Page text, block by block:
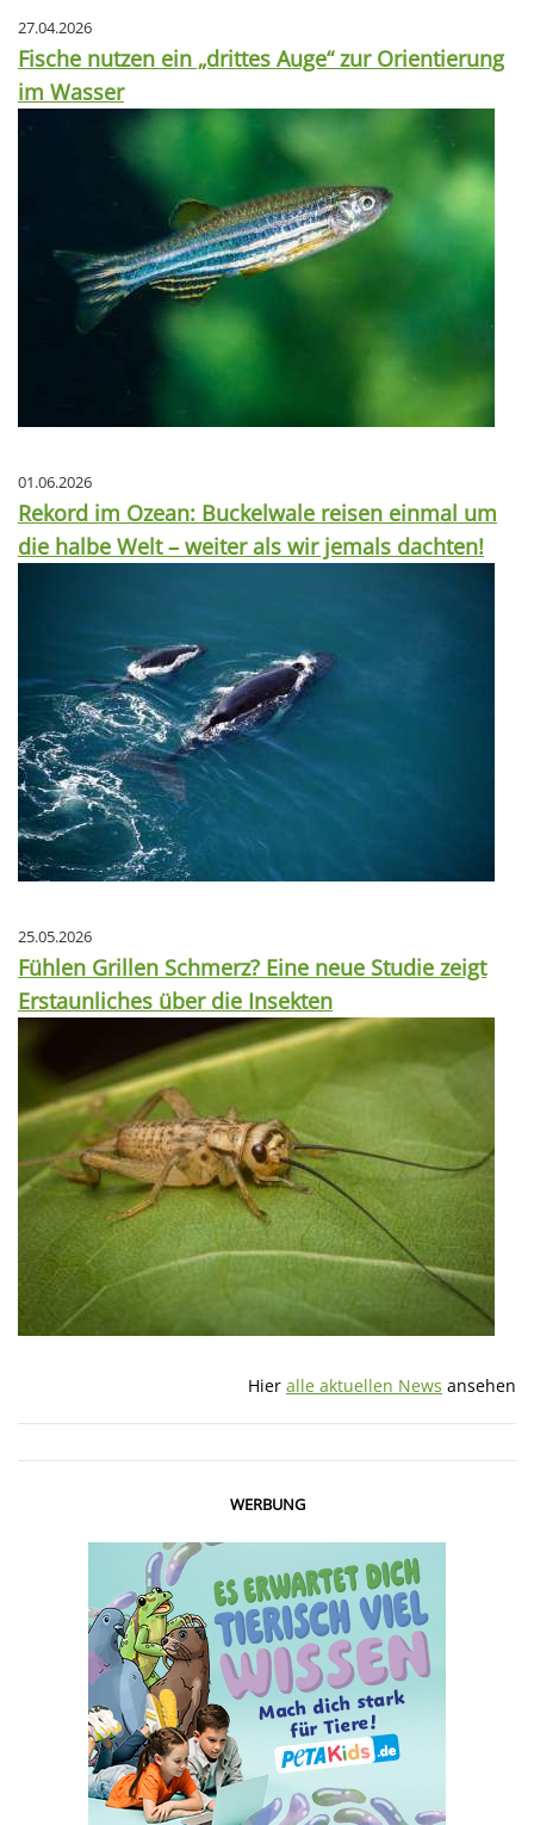
27.04.2026
Fische nutzen ein „drittes Auge“ zur Orientierung
im Wasser
01.06.2026
Rekord im Ozean: Buckelwale reisen einmal um
die halbe Welt – weiter als wir jemals dachten!
25.05.2026
Fühlen Grillen Schmerz? Eine neue Studie zeigt
Erstaunliches über die Insekten
Hier alle aktuellen News ansehen
WERBUNG